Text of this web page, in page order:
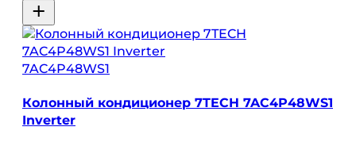
7AC4P48WS1
Колонный кондиционер 7TECH 7AC4P48WS1
Inverter